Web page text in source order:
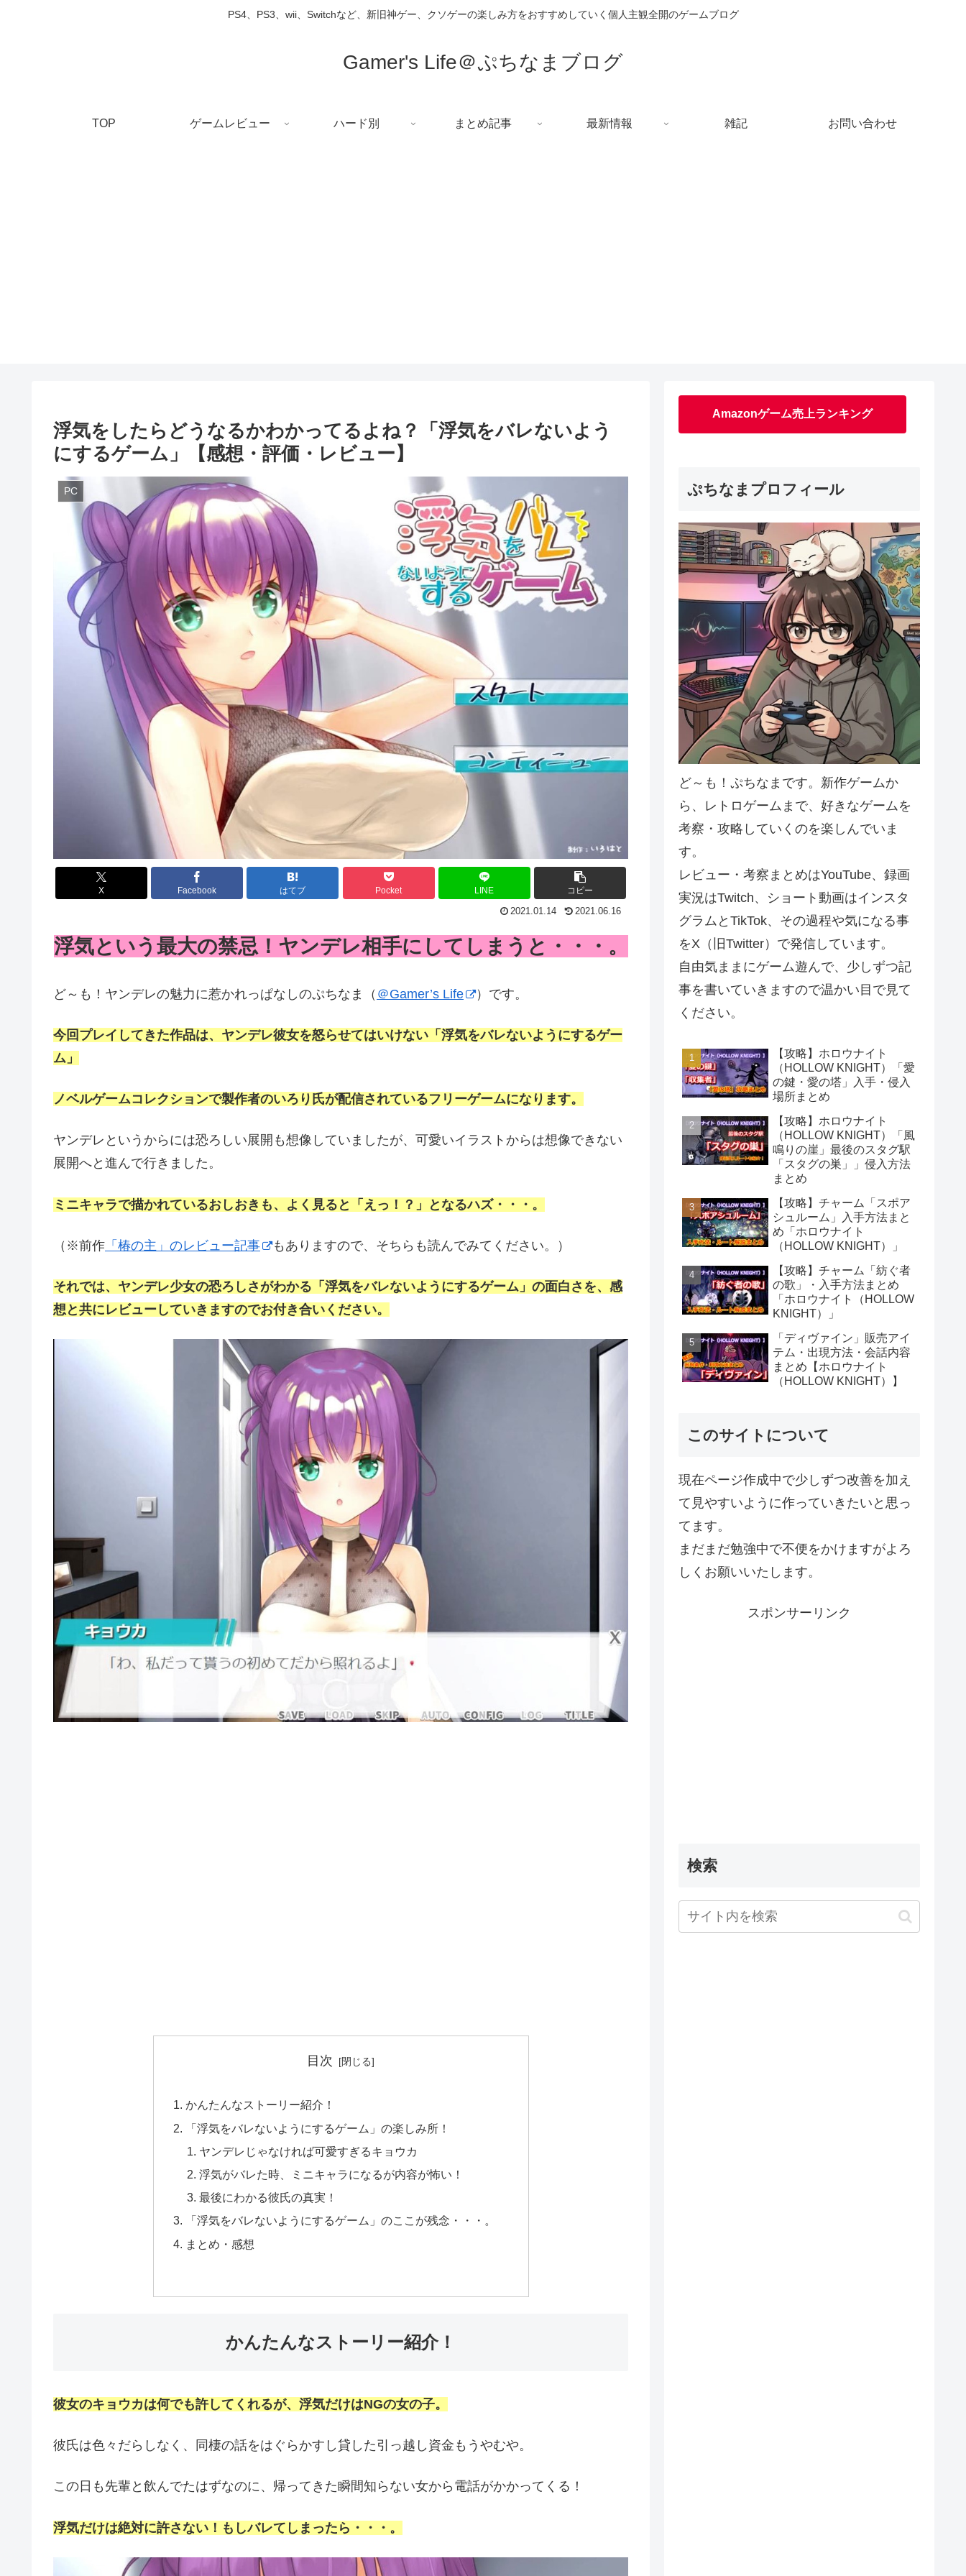
PS4、PS3、wii、Switchなど、新旧神ゲー、クソゲーの楽しみ方をおすすめしていく個人主観全開のゲームブログ
Gamer's Life＠ぷちなまブログ
TOP ゲームレビュー ハード別 まとめ記事 最新情報 雑記 お問い合わせ
浮気をしたらどうなるかわかってるよね？「浮気をバレないよう
にするゲーム」【感想・評価・レビュー】
PC
X Facebook はてブ Pocket LINE コピー
2021.01.14 2021.06.16
浮気という最大の禁忌！ヤンデレ相手にしてしまうと・・・。
ど～も！ヤンデレの魅力に惹かれっぱなしのぷちなま（ ＠Gamer’s Life ）です。
今回プレイしてきた作品は、ヤンデレ彼女を怒らせてはいけない「浮気をバレないようにするゲー
ム」
ノベルゲームコレクションで製作者のいろり氏が配信されているフリーゲームになります。
ヤンデレというからには恐ろしい展開も想像していましたが、可愛いイラストからは想像できない
展開へと進んで行きました。
ミニキャラで描かれているおしおきも、よく見ると「えっ！？」となるハズ・・・。
（※前作 「椿の主」のレビュー記事 もありますので、そちらも読んでみてください。）
それでは、ヤンデレ少女の恐ろしさがわかる「浮気をバレないようにするゲーム」の面白さを、感
想と共にレビューしていきますのでお付き合いください。
目次
かんたんなストーリー紹介！
「浮気をバレないようにするゲーム」の楽しみ所！
ヤンデレじゃなければ可愛すぎるキョウカ
浮気がバレた時、ミニキャラになるが内容が怖い！
最後にわかる彼氏の真実！
「浮気をバレないようにするゲーム」のここが残念・・・。
まとめ・感想
かんたんなストーリー紹介！
彼女のキョウカは何でも許してくれるが、浮気だけはNGの女の子。
彼氏は色々だらしなく、同棲の話をはぐらかすし貸した引っ越し資金もうやむや。
この日も先輩と飲んでたはずなのに、帰ってきた瞬間知らない女から電話がかかってくる！
浮気だけは絶対に許さない！もしバレてしまったら・・・。
Amazonゲーム売上ランキング
ぷちなまプロフィール
ど～も！ぷちなまです。新作ゲームか
ら、レトロゲームまで、好きなゲームを
考察・攻略していくのを楽しんでいま
す。
レビュー・考察まとめはYouTube、録画
実況はTwitch、ショート動画はインスタ
グラムとTikTok、その過程や気になる事
をX（旧Twitter）で発信しています。
自由気ままにゲーム遊んで、少しずつ記
事を書いていきますので温かい目で見て
ください。
【攻略】ホロウナイト
（HOLLOW KNIGHT）「愛
の鍵・愛の塔」入手・侵入
場所まとめ
【攻略】ホロウナイト
（HOLLOW KNIGHT）「風
鳴りの崖」最後のスタグ駅
「スタグの巣」」侵入方法
まとめ
【攻略】チャーム「スポア
シュルーム」入手方法まと
め「ホロウナイト
（HOLLOW KNIGHT）」
【攻略】チャーム「紡ぐ者
の歌」・入手方法まとめ
「ホロウナイト（HOLLOW
KNIGHT）」
「ディヴァイン」販売アイ
テム・出現方法・会話内容
まとめ【ホロウナイト
（HOLLOW KNIGHT）】
このサイトについて
現在ページ作成中で少しずつ改善を加え
て見やすいように作っていきたいと思っ
てます。
まだまだ勉強中で不便をかけますがよろ
しくお願いいたします。
スポンサーリンク
検索